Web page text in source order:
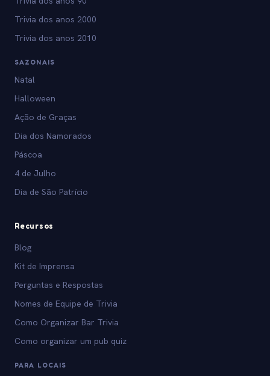
Trivia dos anos 2000
Trivia dos anos 2010
SAZONAIS
Natal
Halloween
Ação de Graças
Dia dos Namorados
Páscoa
4 de Julho
Dia de São Patrício
Recursos
Blog
Kit de Imprensa
Perguntas e Respostas
Nomes de Equipe de Trivia
Como Organizar Bar Trivia
Como organizar um pub quiz
PARA LOCAIS